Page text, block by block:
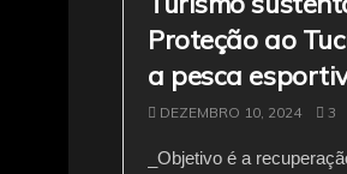
Proteção ao
a pesca
DEZEMBRO 10, 2024 3
_Objetivo é a